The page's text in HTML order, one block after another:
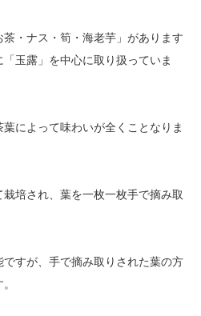
・ナス・筍・海老芋」があります
玉露」を中心に取り扱っていま
葉によって味わいが全くことなりま
培され、葉を一枚一枚手で摘み取
すが、手で摘み取りされた葉の方